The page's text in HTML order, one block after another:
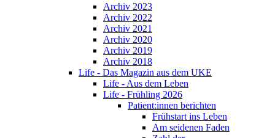
Archiv 2023
Archiv 2022
Archiv 2021
Archiv 2020
Archiv 2019
Archiv 2018
Life - Das Magazin aus dem UKE
Life - Aus dem Leben
Life - Frühling 2026
Patient:innen berichten
Frühstart ins Leben
Am seidenen Faden